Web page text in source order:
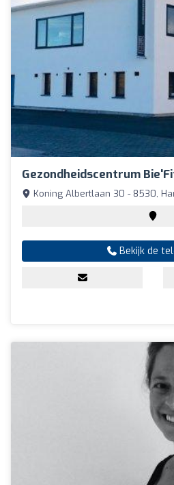
Gezondheidscentrum
Koning Albertlaan 30 - 8530,
Bekijk de